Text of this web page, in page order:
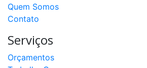
Quem Somos
Contato
Serviços
Orçamentos